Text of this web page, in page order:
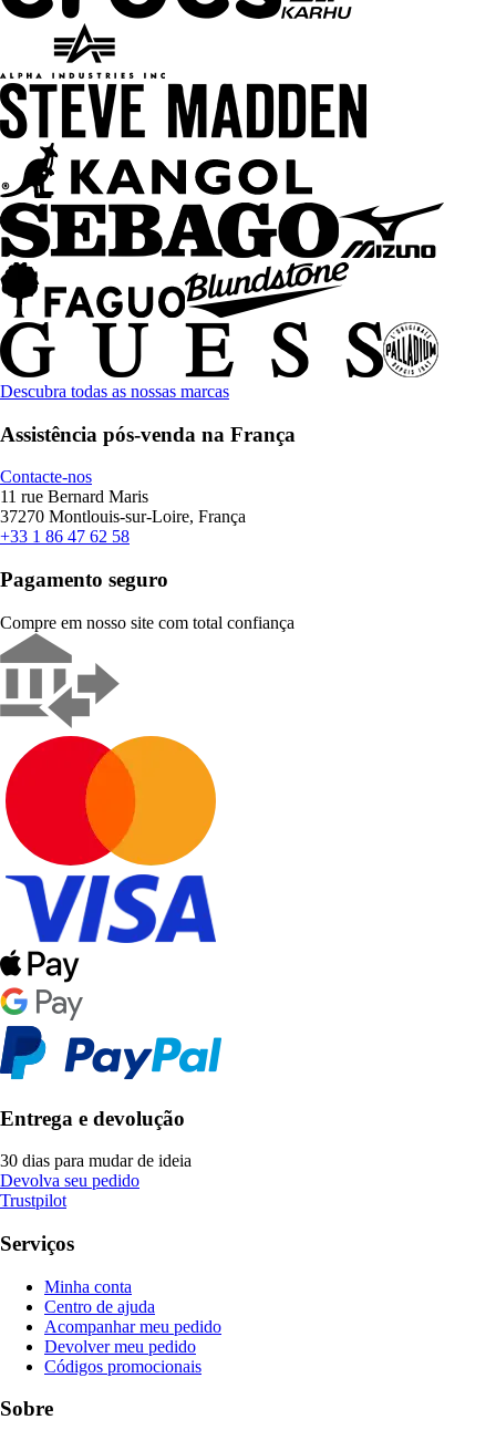
Descubra todas as nossas marcas
Assistência pós-venda na França
Contacte-nos
11 rue Bernard Maris
37270 Montlouis-sur-Loire, França
+33 1 86 47 62 58
Pagamento seguro
Compre em nosso site com total confiança
Entrega e devolução
30 dias para mudar de ideia
Devolva seu pedido
Trustpilot
Serviços
Minha conta
Centro de ajuda
Acompanhar meu pedido
Devolver meu pedido
Códigos promocionais
Sobre